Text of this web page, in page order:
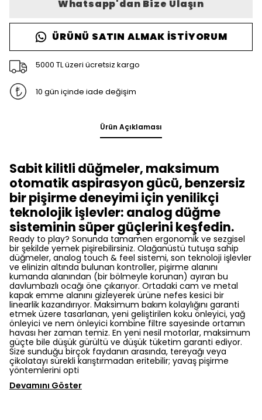
Whatsapp'dan Bize Ulaşın
ÜRÜNÜ SATIN ALMAK İSTIYORUM
5000 TL üzeri ücretsiz kargo
10 gün içinde iade değişim
Ürün Açıklaması
Sabit kilitli düğmeler, maksimum
otomatik aspirasyon gücü, benzersiz
bir pişirme deneyimi için yenilikçi
teknolojik işlevler: analog düğme
sisteminin süper güçlerini keşfedin.
Ready to play? Sonunda tamamen ergonomik ve sezgisel
bir şekilde yemek pişirebilirsiniz. Olağanüstü tutuşa sahip
düğmeler, analog touch & feel sistemi, son teknoloji işlevler
ve elinizin altında bulunan kontroller, pişirme alanını
kumanda alanından (bir bölmeyle korunan) ayıran bu
davlumbazlı ocağı öne çıkarıyor. Ortadaki cam ve metal
kapak emme alanını gizleyerek ürüne nefes kesici bir
linearlik kazandırıyor. Maksimum bakım kolaylığını garanti
etmek üzere tasarlanan, yeni geliştirilen koku önleyici, yağ
önleyici ve nem önleyici kombine filtre sayesinde ortamın
havası her zaman temiz. En yeni nesil motorlar, maksimum
güçte bile düşük gürültü ve düşük tüketim garanti ediyor.
Size sunduğu birçok faydanın arasında, tereyağı veya
çikolatayı sürekli karıştırmadan eritebilir; yavaş pişirme
yöntemlerini opti
Devamını Göster